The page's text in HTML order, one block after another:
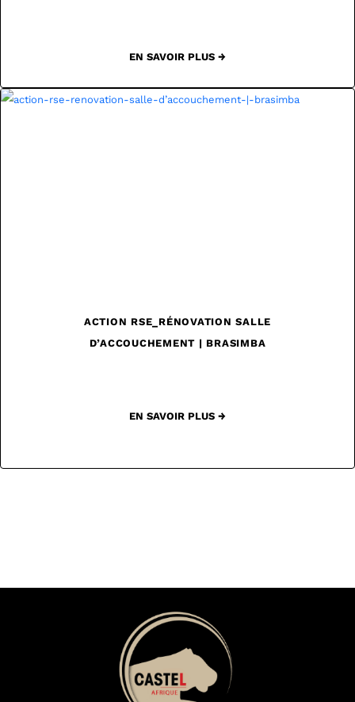
EN SAVOIR PLUS →
ACTION RSE_RÉNOVATION SALLE
D’ACCOUCHEMENT | BRASIMBA
EN SAVOIR PLUS →